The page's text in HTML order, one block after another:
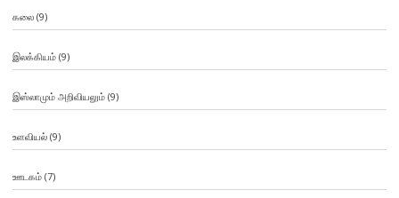
கலை(9)
இலக்கியம்(9)
இஸ்லாமும் அறிவியலும்(9)
உளவியல்(9)
ஊடகம்(7)